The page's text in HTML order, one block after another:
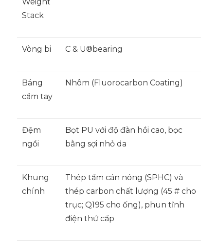
Stack
Vòng bi C & U®bearing
Báng
cầm tay
Nhôm (Fluorocarbon Coating)
Đệm
ngồi
Bọt PU với độ đàn hồi cao, bọc
bằng sợi nhỏ da
Khung
chính
Thép tấm cán nóng (SPHC) và
thép carbon chất lượng (45 # cho
trục; Q195 cho ống), phun tĩnh
điện thứ cấp